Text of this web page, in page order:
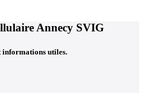
Annecy SVIG
informations utiles.